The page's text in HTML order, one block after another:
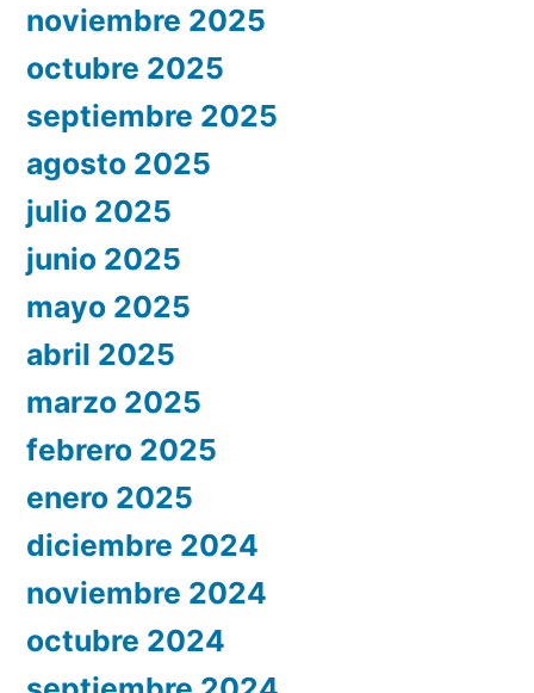
noviembre 2025
octubre 2025
septiembre 2025
agosto 2025
julio 2025
junio 2025
mayo 2025
abril 2025
marzo 2025
febrero 2025
enero 2025
diciembre 2024
noviembre 2024
octubre 2024